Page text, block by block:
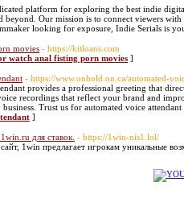
platform for exploring the best indie
beyond. Our mission is to connect viewers
looking for exposure, Indie Serials is
movies - https://kitloans.com
watch anal fisting porn movies ]
- https://www.onhold.on.ca/automated-
provides a professional greeting that
recordings that reflect your brand and
Trust us for automated voice
]
для ставок. - https://1win-nis1.lol/
1win предлагает игрокам уникальные